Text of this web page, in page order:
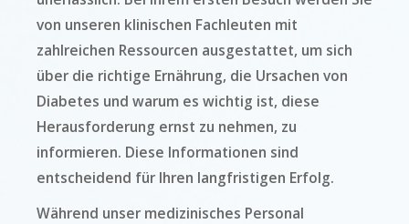
von unseren klinischen Fachleuten mit
zahlreichen Ressourcen ausgestattet, um sich
über die richtige Ernährung, die Ursachen von
Diabetes und warum es wichtig ist, diese
Herausforderung ernst zu nehmen, zu
informieren. Diese Informationen sind
entscheidend für Ihren langfristigen Erfolg.
Während unser medizinisches Personal